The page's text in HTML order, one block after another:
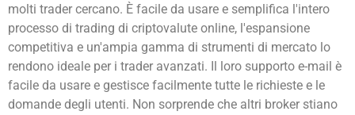
molti trader cercano. È facile da usare e semplifica l'intero
processo di trading di criptovalute online, l'espansione
competitiva e un'ampia gamma di strumenti di mercato lo
rendono ideale per i trader avanzati. Il loro supporto e-mail è
facile da usare e gestisce facilmente tutte le richieste e le
domande degli utenti. Non sorprende che altri broker stiano